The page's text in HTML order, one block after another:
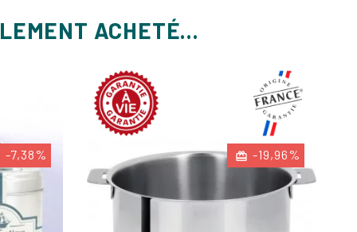
ACHETÉ...
-7,38% -19,96%